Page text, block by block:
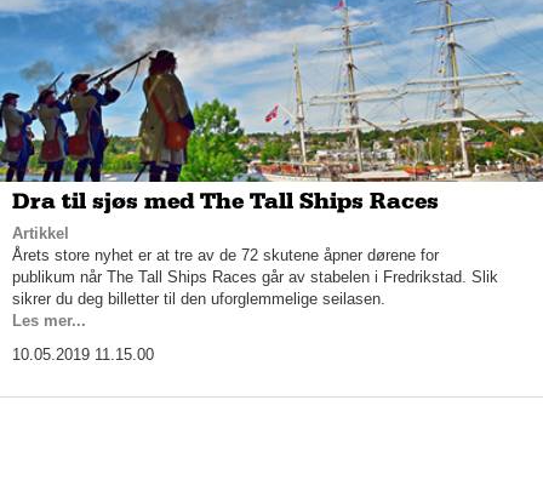
Dra til sjøs med The Tall Ships Races
Artikkel
Årets store nyhet er at tre av de 72 skutene åpner dørene for
publikum når The Tall Ships Races går av stabelen i Fredrikstad. Slik
sikrer du deg billetter til den uforglemmelige seilasen.
Les mer...
10.05.2019 11.15.00